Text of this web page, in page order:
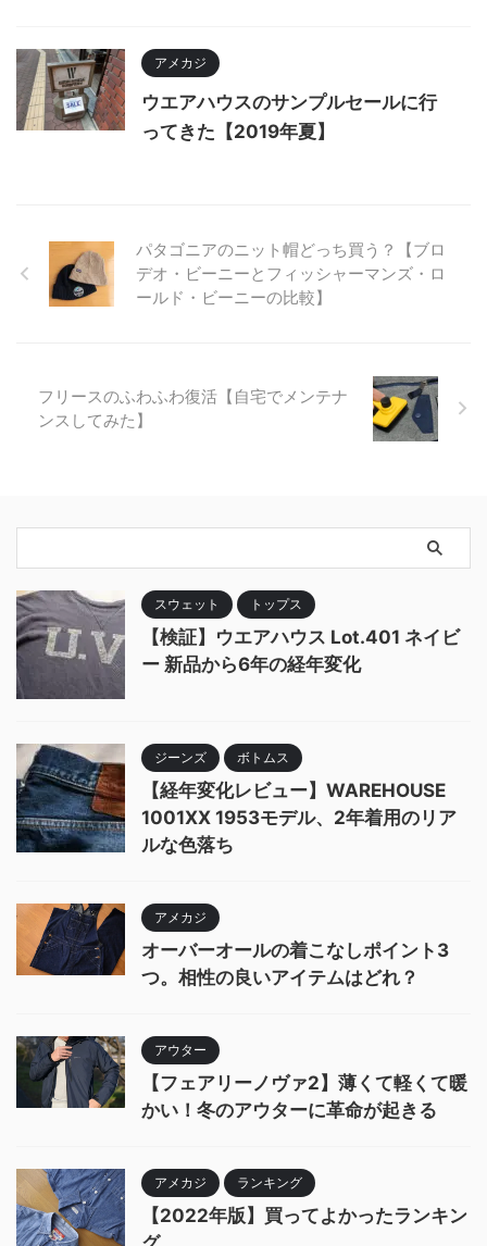
アメカジ
ウエアハウスのサンプルセールに行
ってきた【2019年夏】
パタゴニアのニット帽どっち買う？【ブロ
デオ・ビーニーとフィッシャーマンズ・ロ
ールド・ビーニーの比較】
フリースのふわふわ復活【自宅でメンテナ
ンスしてみた】
スウェット トップス
【検証】ウエアハウス Lot.401 ネイビ
ー 新品から6年の経年変化
ジーンズ ボトムス
【経年変化レビュー】WAREHOUSE
1001XX 1953モデル、2年着用のリア
ルな色落ち
アメカジ
オーバーオールの着こなしポイント3
つ。相性の良いアイテムはどれ？
アウター
【フェアリーノヴァ2】薄くて軽くて暖
かい！冬のアウターに革命が起きる
アメカジ ランキング
【2022年版】買ってよかったランキン